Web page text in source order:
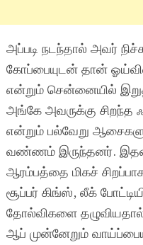
அப்படி நடந்தால் அவர்
கோப்பையுடன் தான்
என்றும் சென்னையில்
அங்கே அவருக்கு
என்றும் பல்வேறு
வண்ணம் இருந்தனர்.
ஆரம்பத்தை மிகச்
சூப்பர் கிங்ஸ், லீக்
தோல்விகளை தழுவியதால்,
ஆப் முன்னேறும்